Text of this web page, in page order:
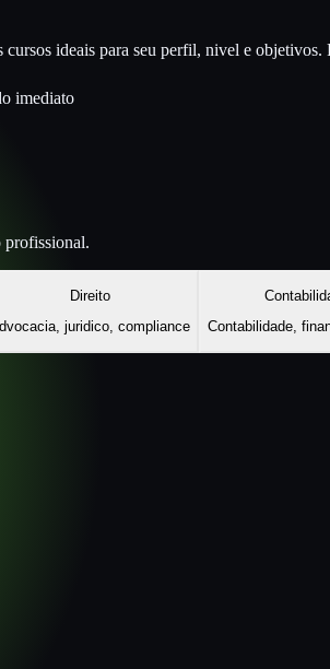
cursos ideais para seu perfil, nivel e
imediato
profissional.
Direito
juridico, compliance
Contabilidade,